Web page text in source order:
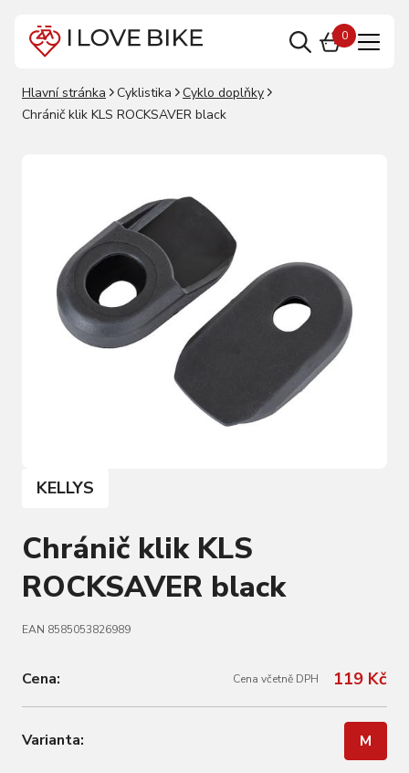
0
Hlavní stránka Cyklistika
Cyklo doplňky
Chránič klik KLS ROCKSAVER black
KELLYS
Chránič klik KLS
ROCKSAVER black
EAN 8585053826989
Cena: Cena včetně DPH 119 Kč
Varianta: M